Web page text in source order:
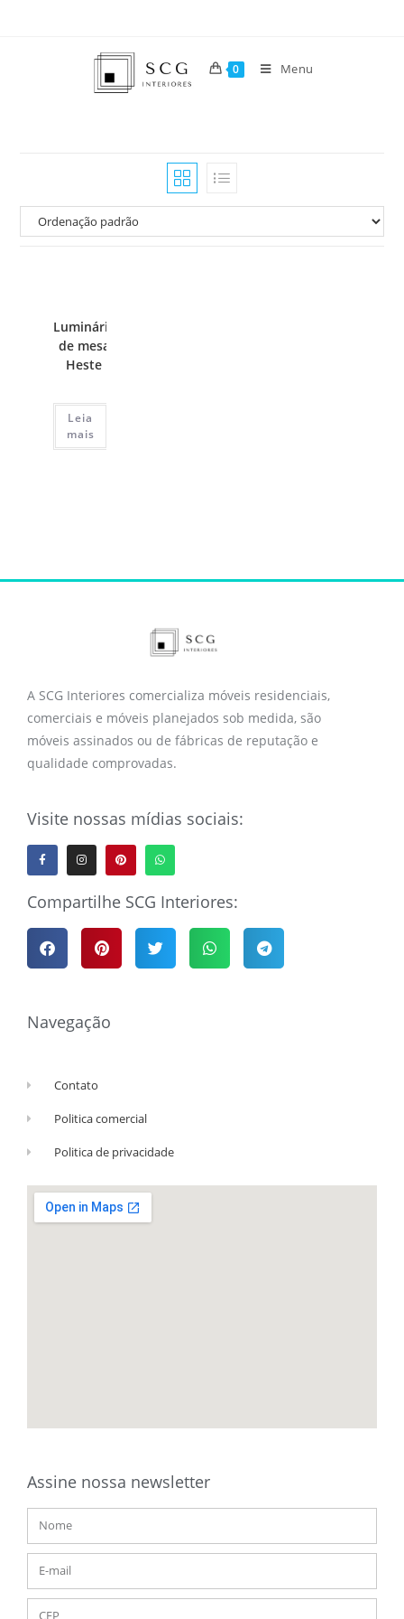
0 Menu
Luminária
de mesa
Heste
Leia
mais
A SCG Interiores comercializa móveis residenciais,
comerciais e móveis planejados sob medida, são
móveis assinados ou de fábricas de reputação e
qualidade comprovadas.
Visite nossas mídias sociais:
Compartilhe SCG Interiores:
Navegação
Contato
Politica comercial
Politica de privacidade
Assine nossa newsletter